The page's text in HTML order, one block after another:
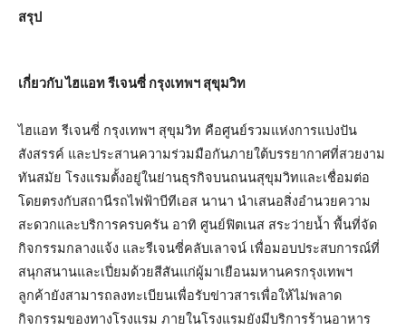
สรุป
เกี่ยวกับ ไฮแอท รีเจนซี่ กรุงเทพฯ สุขุมวิท
ไฮแอท รีเจนซี่ กรุงเทพฯ สุขุมวิท คือศูนย์รวมแห่งการแบ่งปัน
สังสรรค์ และประสานความร่วมมือกันภายใต้บรรยากาศที่สวยงาม
ทันสมัย โรงแรมตั้งอยู่ในย่านธุรกิจบนถนนสุขุมวิทและเชื่อมต่อ
โดยตรงกับสถานีรถไฟฟ้าบีทีเอส นานา นำเสนอสิ่งอำนวยความ
สะดวกและบริการครบครัน อาทิ ศูนย์ฟิตเนส สระว่ายน้ำ พื้นที่จัด
กิจกรรมกลางแจ้ง และรีเจนซี่คลับเลาจน์ เพื่อมอบประสบการณ์ที่
สนุกสนานและเปี่ยมด้วยสีสันแก่ผู้มาเยือนมหานครกรุงเทพฯ
ลูกค้ายังสามารถลงทะเบียนเพื่อรับข่าวสารเพื่อให้ไม่พลาด
กิจกรรมของทางโรงแรม ภายในโรงแรมยังมีบริการร้านอาหาร